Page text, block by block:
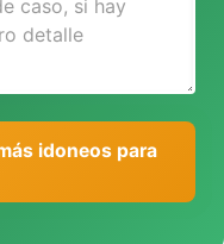
idoneos para